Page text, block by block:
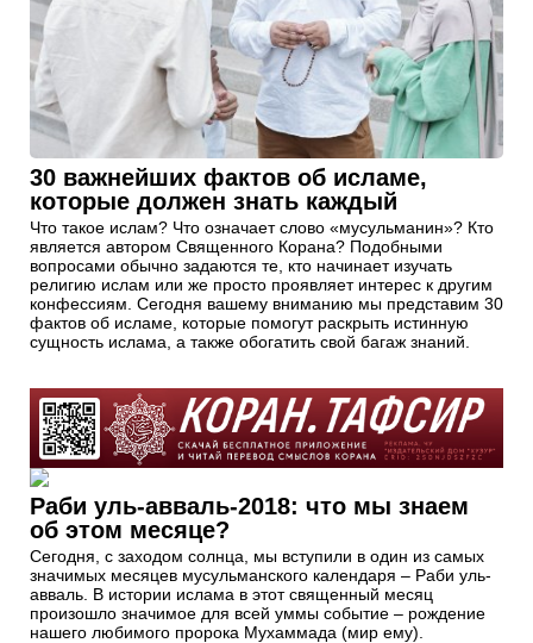
30 важнейших фактов об исламе,
которые должен знать каждый
Что такое ислам? Что означает слово «мусульманин»? Кто
является автором Священного Корана? Подобными
вопросами обычно задаются те, кто начинает изучать
религию ислам или же просто проявляет интерес к другим
конфессиям. Сегодня вашему вниманию мы представим 30
фактов об исламе, которые помогут раскрыть истинную
сущность ислама, а также обогатить свой багаж знаний.
Раби уль-авваль-2018: что мы знаем
об этом месяце?
Сегодня, с заходом солнца, мы вступили в один из самых
значимых месяцев мусульманского календаря – Раби уль-
авваль. В истории ислама в этот священный месяц
произошло значимое для всей уммы событие – рождение
нашего любимого пророка Мухаммада (мир ему).